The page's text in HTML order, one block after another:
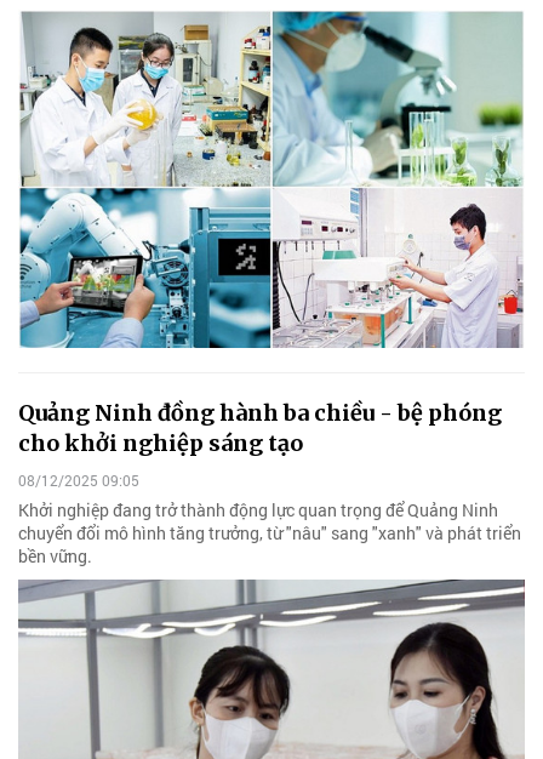
Quảng Ninh đồng hành ba chiều - bệ phóng
cho khởi nghiệp sáng tạo
08/12/2025 09:05
Khởi nghiệp đang trở thành động lực quan trọng để Quảng Ninh
chuyển đổi mô hình tăng trưởng, từ "nâu" sang "xanh" và phát triển
bền vững.